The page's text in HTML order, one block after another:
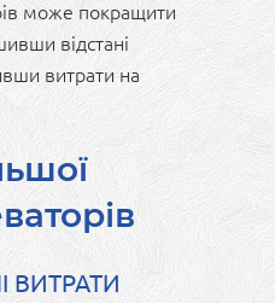
може покращити
відстані
витрати на
ВИТРАТИ